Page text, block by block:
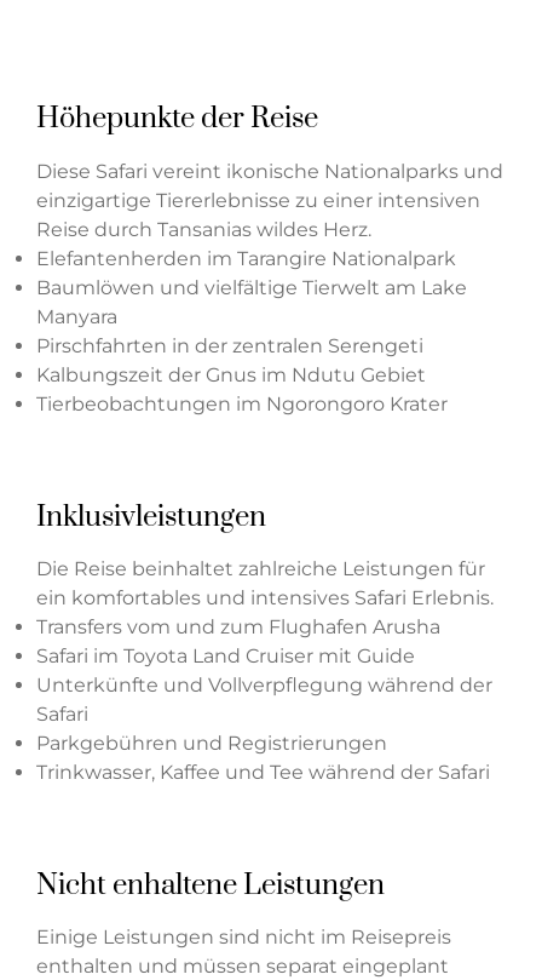
Höhepunkte der Reise
Diese Safari vereint ikonische Nationalparks und
einzigartige Tiererlebnisse zu einer intensiven
Reise durch Tansanias wildes Herz.
Elefantenherden im Tarangire Nationalpark
Baumlöwen und vielfältige Tierwelt am Lake
Manyara
Pirschfahrten in der zentralen Serengeti
Kalbungszeit der Gnus im Ndutu Gebiet
Tierbeobachtungen im Ngorongoro Krater
Inklusivleistungen
Die Reise beinhaltet zahlreiche Leistungen für
ein komfortables und intensives Safari Erlebnis.
Transfers vom und zum Flughafen Arusha
Safari im Toyota Land Cruiser mit Guide
Unterkünfte und Vollverpflegung während der
Safari
Parkgebühren und Registrierungen
Trinkwasser, Kaffee und Tee während der Safari
Nicht enhaltene Leistungen
Einige Leistungen sind nicht im Reisepreis
enthalten und müssen separat eingeplant